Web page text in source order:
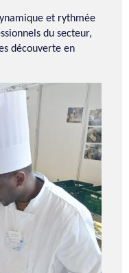
et rythmée
du secteur,
découverte en